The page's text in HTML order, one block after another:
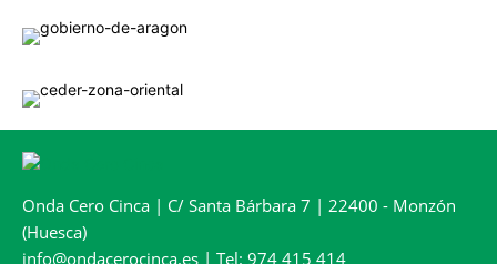
Onda Cero Cinca | C/ Santa Bárbara 7 | 22400 - Monzón
(Huesca)
info@ondacerocinca.es | Tel: 974 415 414